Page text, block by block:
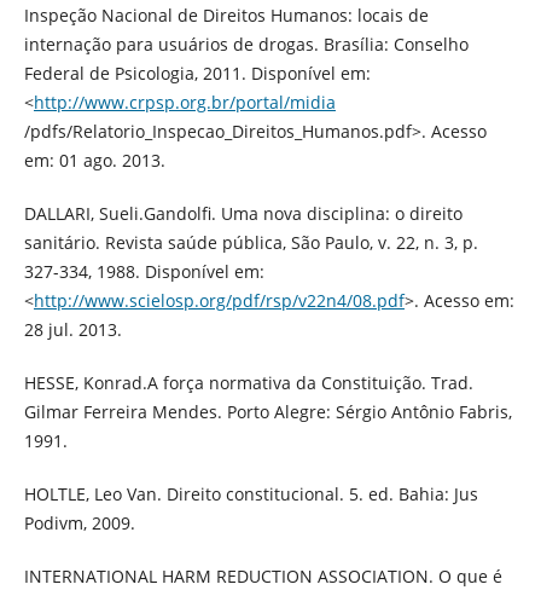
Inspeção Nacional de Direitos Humanos: locais de
internação para usuários de drogas. Brasília: Conselho
Federal de Psicologia, 2011. Disponível em:
<http://www.crpsp.org.br/portal/midia
/pdfs/Relatorio_Inspecao_Direitos_Humanos.pdf>. Acesso
em: 01 ago. 2013.
DALLARI, Sueli.Gandolfi. Uma nova disciplina: o direito
sanitário. Revista saúde pública, São Paulo, v. 22, n. 3, p.
327-334, 1988. Disponível em:
<http://www.scielosp.org/pdf/rsp/v22n4/08.pdf>. Acesso em:
28 jul. 2013.
HESSE, Konrad.A força normativa da Constituição. Trad.
Gilmar Ferreira Mendes. Porto Alegre: Sérgio Antônio Fabris,
1991.
HOLTLE, Leo Van. Direito constitucional. 5. ed. Bahia: Jus
Podivm, 2009.
INTERNATIONAL HARM REDUCTION ASSOCIATION. O que é